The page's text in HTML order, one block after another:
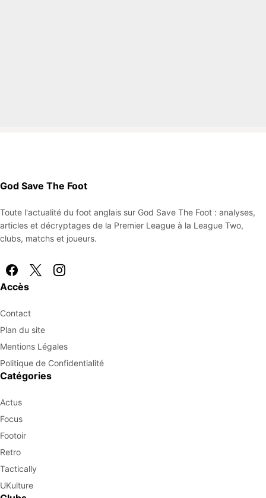
God Save The Foot
Toute l'actualité du foot anglais sur God Save The Foot : analyses,
articles et décryptages de la Premier League à la League Two,
clubs, matchs et joueurs.
Accès
Contact
Plan du site
Mentions Légales
Politique de Confidentialité
Catégories
Actus
Focus
Footoir
Retro
Tactically
UKulture